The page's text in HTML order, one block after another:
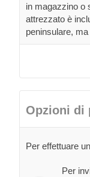
in magazzino o
attrezzato è
peninsulare,
Opzioni di
Per effettuare
Per